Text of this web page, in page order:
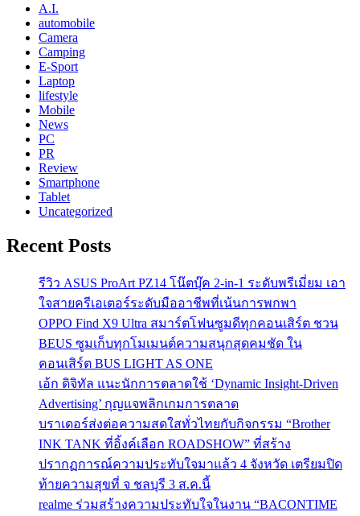
A.I.
automobile
Camera
Camping
E-Sport
Laptop
lifestyle
Mobile
News
PC
PR
Review
Smartphone
Tablet
Uncategorized
Recent Posts
รีวิว ASUS ProArt PZ14 โน๊ตบุ๊ค 2-in-1 ระดับพรีเมี่ยม เอา
ใจสายครีเอเตอร์ระดับมืออาชีพที่เน้นการพกพา
OPPO Find X9 Ultra สมาร์ตโฟนซูมดีทุกคอนเสิร์ต ชวน
BEUS ซูมเก็บทุกโมเมนต์ความสนุกสุดคมชัด ใน
คอนเสิร์ต BUS LIGHT AS ONE
เอ้ก ดิจิทัล แนะนักการตลาดใช้ ‘Dynamic Insight-Driven
Advertising’ กุญแจพลิกเกมการตลาด
บราเดอร์ส่งต่อความสดใสทั่วไทยกับกิจกรรม “Brother
INK TANK ที่อิ้งค์เลือก ROADSHOW” ที่สร้าง
ปรากฏการณ์ความประทับใจมาแล้ว 4 จังหวัด เตรียมปิด
ท้ายความสุขที่ จ ชลบุรี 3 ส.ค.นี้
realme ร่วมสร้างความประทับใจในงาน “BACONTIME